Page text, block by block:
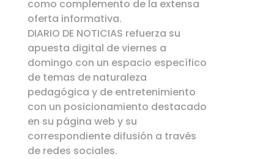
como complemento de la extensa
oferta informativa.
DIARIO DE NOTICIAS refuerza su
apuesta digital de viernes a
domingo con un espacio específico
de temas de naturaleza
pedagógica y de entretenimiento
con un posicionamiento destacado
en su página web y su
correspondiente difusión a través
de redes sociales.